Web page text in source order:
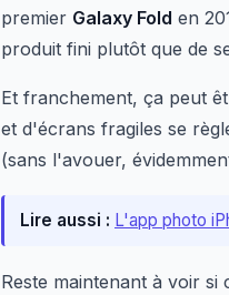
premier Galaxy Fold en
produit fini plutôt que de
Et franchement, ça peut
et d'écrans fragiles se
(sans l'avouer,
Lire aussi : L'app photo
Reste maintenant à voir si